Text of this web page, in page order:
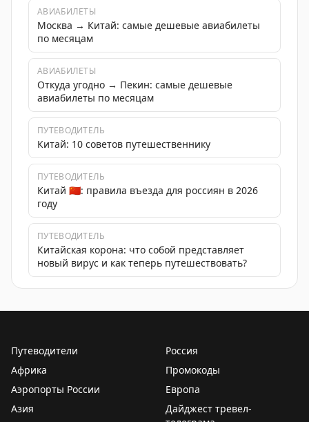
АВИАБИЛЕТЫ
Москва → Китай: самые дешевые авиабилеты
по месяцам
АВИАБИЛЕТЫ
Откуда угодно → Пекин: самые дешевые
авиабилеты по месяцам
ПУТЕВОДИТЕЛЬ
Китай: 10 советов путешественнику
ПУТЕВОДИТЕЛЬ
Китай 🇨🇳: правила въезда для россиян в 2026
году
ПУТЕВОДИТЕЛЬ
Китайская корона: что собой представляет
новый вирус и как теперь путешествовать?
Путеводители
Россия
Африка
Промокоды
Аэропорты России
Европа
Азия
Дайджест тревел-